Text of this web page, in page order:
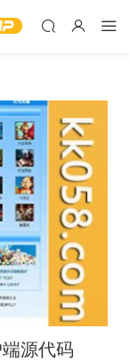
源代码